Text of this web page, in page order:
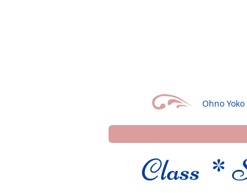
Ohno
Class *